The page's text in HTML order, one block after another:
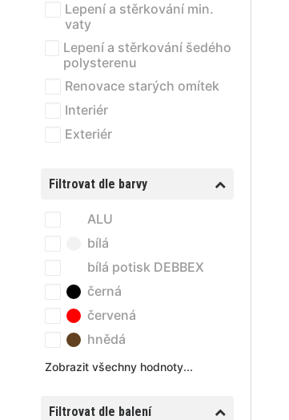
Lepení a stěrkování min.
vaty
Lepení a stěrkování šedého
polysterenu
Renovace starých omítek
Interiér
Exteriér
Filtrovat dle barvy
ALU
bílá
bílá potisk DEBBEX
černá
červená
hnědá
Zobrazit všechny hodnoty...
Filtrovat dle balení